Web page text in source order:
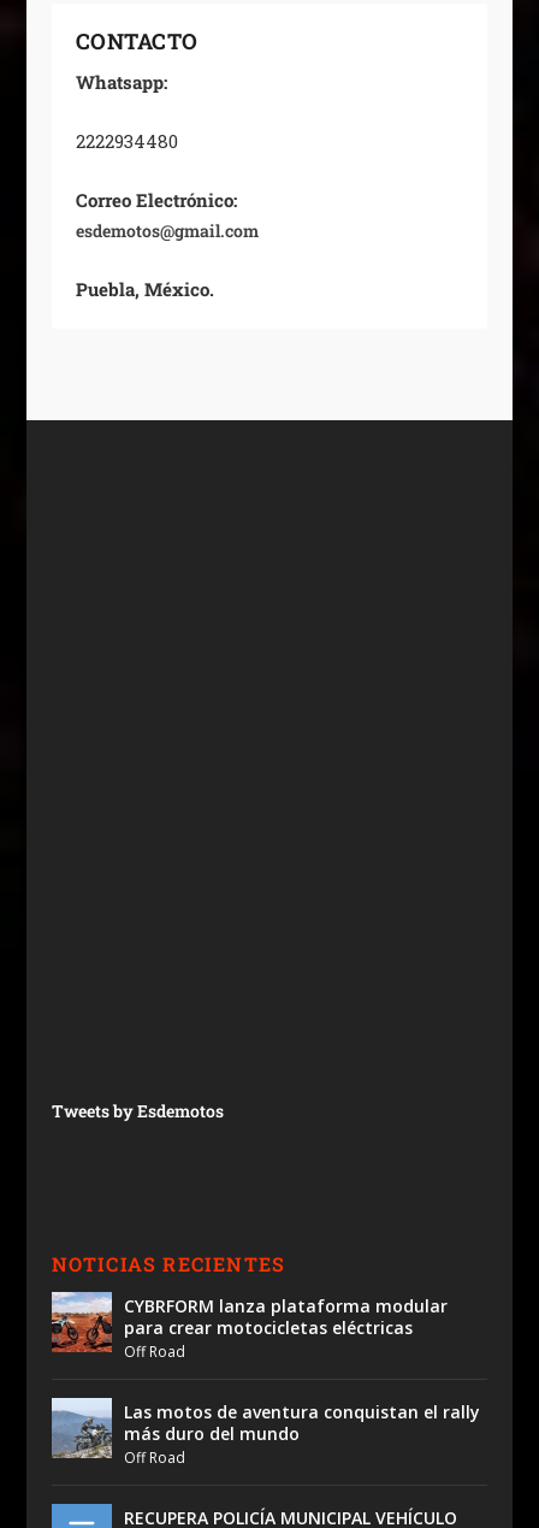
CONTACTO
Whatsapp:
2222934480
Correo Electrónico:
esdemotos@gmail.com
Puebla, México.
Tweets by Esdemotos
NOTICIAS RECIENTES
CYBRFORM lanza plataforma modular
para crear motocicletas eléctricas
Off Road
Las motos de aventura conquistan el rally
más duro del mundo
Off Road
RECUPERA POLICÍA MUNICIPAL VEHÍCULO